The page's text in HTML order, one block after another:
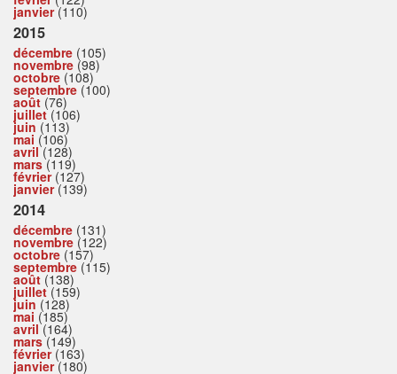
janvier(110)
2015
décembre (105)
novembre (98)
octobre (108)
septembre (100)
août (76)
juillet(106)
juin (113)
mai (106)
avril(128)
mars(119)
février(127)
janvier(139)
2014
décembre (131)
novembre (122)
octobre (157)
septembre (115)
août (138)
juillet(159)
juin (128)
mai (185)
avril(164)
mars(149)
février(163)
janvier(180)